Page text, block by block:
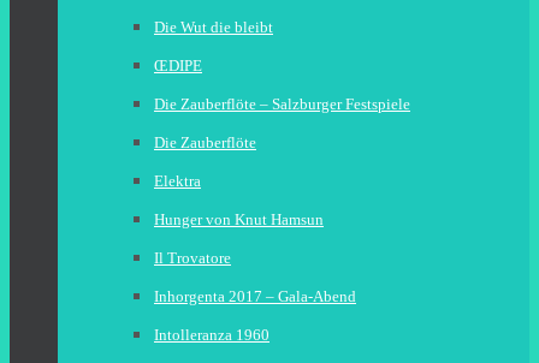
Die Wut die bleibt
ŒDIPE
Die Zauberflöte – Salzburger Festspiele
Die Zauberflöte
Elektra
Hunger von Knut Hamsun
Il Trovatore
Inhorgenta 2017 – Gala-Abend
Intolleranza 1960